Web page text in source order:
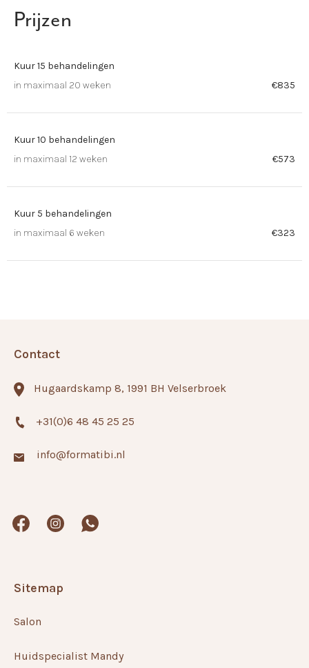
Prijzen
Kuur 15 behandelingen
in maximaal 20 weken
€835
Kuur 10 behandelingen
in maximaal 12 weken
€573
Kuur 5 behandelingen
in maximaal 6 weken
€323
Contact
Hugaardskamp 8, 1991 BH Velserbroek
+31(0)6 48 45 25 25
info@formatibi.nl
Sitemap
Salon
Huidspecialist Mandy